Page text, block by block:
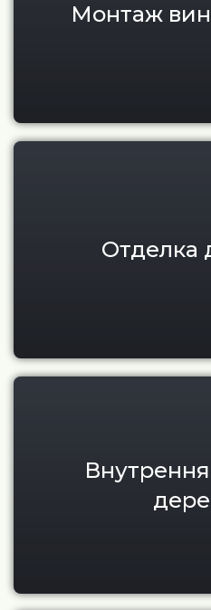
Монтаж
Отделка